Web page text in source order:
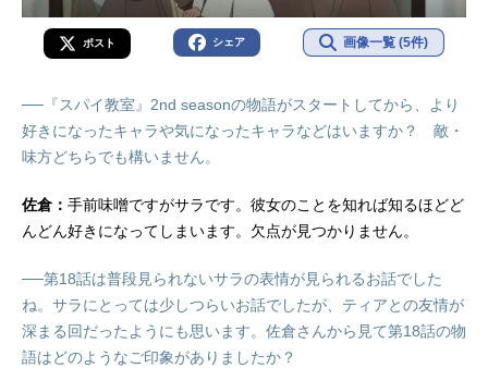
ポスト シェア 画像一覧 (5件)
──『スパイ教室』2nd seasonの物語がスタートしてから、より
好きになったキャラや気になったキャラなどはいますか？ 敵・
味方どちらでも構いません。
佐倉： 手前味噌ですがサラです。彼女のことを知れば知るほどど
んどん好きになってしまいます。欠点が見つかりません。
──第18話は普段見られないサラの表情が見られるお話でした
ね。サラにとっては少しつらいお話でしたが、ティアとの友情が
深まる回だったようにも思います。佐倉さんから見て第18話の物
語はどのようなご印象がありましたか？